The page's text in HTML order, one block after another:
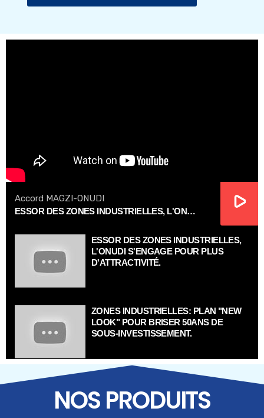
Accord MAGZI-ONUDI
ESSOR DES ZONES INDUSTRIELLES, L'ONUDI S'ENGAGE POUR PLUS D'ATTRACTIVITÉ.
ESSOR DES ZONES INDUSTRIELLES,
L'ONUDI S'ENGAGE POUR PLUS
D'ATTRACTIVITÉ.
ZONES INDUSTRIELLES: PLAN "NEW
LOOK" POUR BRISER 50ANS DE
SOUS-INVESTISSEMENT.
INDUSTRIELLES, ATELIER MAGZI-
ONUDI
NOS PRODUITS